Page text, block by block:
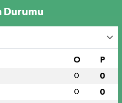
Durumu
O P
0 0
0 0